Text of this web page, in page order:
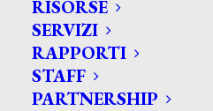
RISORSE
SERVIZI
RAPPORTI
STAFF
PARTNERSHIP